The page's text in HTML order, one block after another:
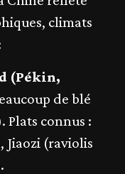
climats
(Pékin,
de blé
Plats connus :
Jiaozi (raviolis